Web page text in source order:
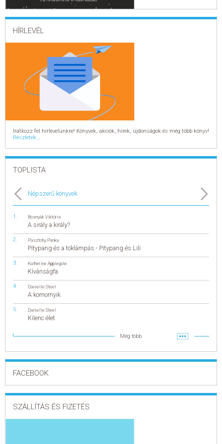
HÍRLEVÉL
Iratkozz fel hírlevelünkre! Könyvek, akciók, hírek, újdonságok és még több könyv!
Részletek...
TOPLISTA
Népszerű könyvek
Bosnyák Viktória
A sirály a király?
Pásztohy Panka
Pitypang és a töklámpás - Pitypang és Lili
Katherine Applegate
Kívánságfa
Danielle Steel
A komornyik
Danielle Steel
Kilenc élet
Még több
FACEBOOK
SZÁLLÍTÁS ÉS FIZETÉS
ÁLTALÁNOS SZERZŐDÉSI FELTÉTELEK
ADATKEZELÉSI ÉS ADATVÉDELMI SZABÁLYZAT